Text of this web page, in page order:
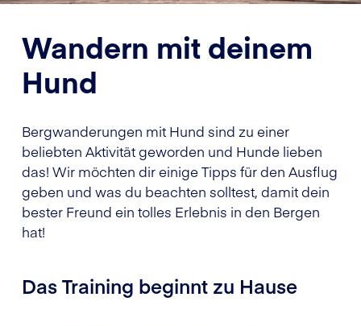
Wandern mit deinem
Hund
Bergwanderungen mit Hund sind zu einer
beliebten Aktivität geworden und Hunde lieben
das! Wir möchten dir einige Tipps für den Ausflug
geben und was du beachten solltest, damit dein
bester Freund ein tolles Erlebnis in den Bergen
hat!
Das Training beginnt zu Hause